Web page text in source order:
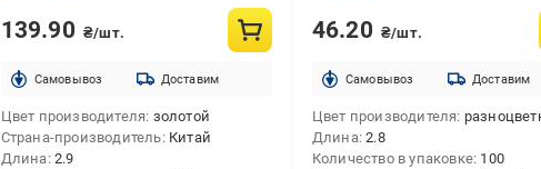
139.90 ₴/шт.
Cамовывоз Доставим
Цвет производителя золотой
Страна-производитель Китай
Длина 2.9
46.20 ₴/шт.
Cамовывоз Доставим
Цвет производителя
Длина 2.8
Количество в упаковке 100